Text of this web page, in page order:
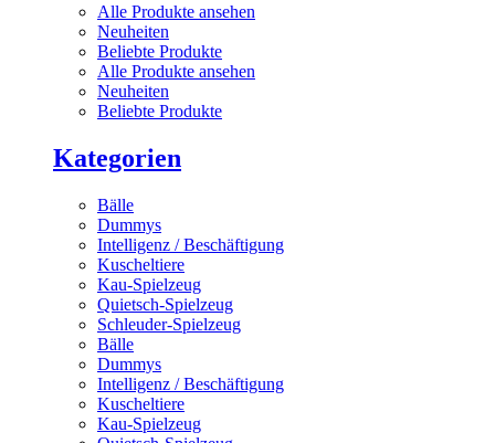
Alle Produkte ansehen
Neuheiten
Beliebte Produkte
Alle Produkte ansehen
Neuheiten
Beliebte Produkte
Kategorien
Bälle
Dummys
Intelligenz / Beschäftigung
Kuscheltiere
Kau-Spielzeug
Quietsch-Spielzeug
Schleuder-Spielzeug
Bälle
Dummys
Intelligenz / Beschäftigung
Kuscheltiere
Kau-Spielzeug